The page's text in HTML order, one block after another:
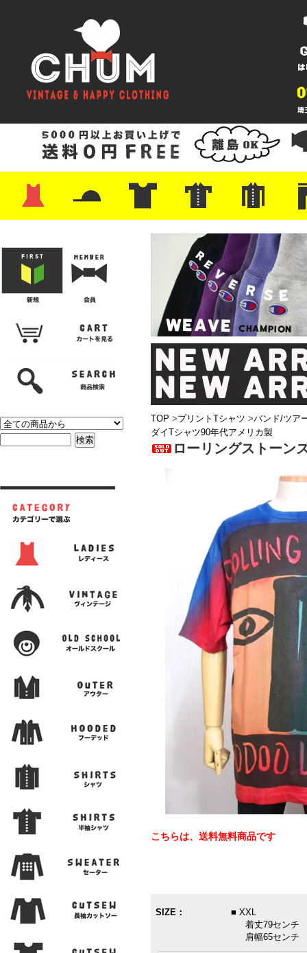
・レザーシューズ/スニーカー
・プリントTシャツ
・バンド/ツアー
・キャラクター
・Nike/adidas/スポーツ
・チャンピオン
・サーフ/スケート
・ボーダー/総柄/無地
・フットボール/リンガー
・タンクトップ/NBA・ポロシャツ
・半袖シャツ
・アロハ/サーフ/ボーリング
・ラルフ/ブランド
・無地/チェック/ストラ
・ワーク/ミリタリー/ウ
・ネル/ウール ・ショ
・アウ
・ジー
・
・ミリ
・コー
・コッ
・オー
・ジャ
ン
TOP >プリントTシャツ >バンド/ツア
ダイTシャツ90年代アメリカ製
ローリングストーン
こちらは、送料無料商品です
SIZE：
■ XXL
着丈79センチ
肩幅65センチ